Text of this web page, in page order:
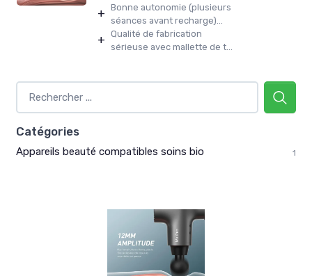
+ Bonne autonomie (plusieurs
séances avant recharge)...
+ Qualité de fabrication
sérieuse avec mallette de t...
Catégories
Appareils beauté compatibles soins bio 1